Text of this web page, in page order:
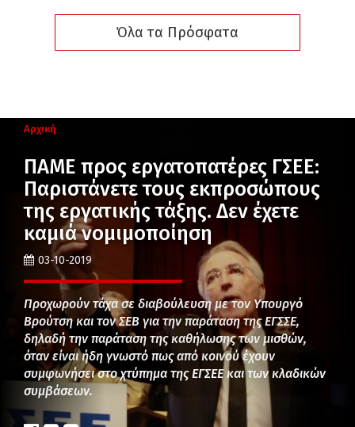
Όλα τα Πρόσφατα
Αρχική
ΠΑΜΕ προς εργατοπατέρες ΓΣΕΕ:
Παριστάνετε τους εκπροσώπους
της εργατικής τάξης. Δεν έχετε
καμιά νομιμοποίηση
03-10-2019
Προχωρούν τάχα σε διαβούλευση με τον Υπουργό
Βρούτση και τον ΣΕΒ για την παράταση της ΕΓΣΣΕ,
δηλαδή την παράταση της καθήλωσης των μισθών,
όταν είναι ήδη γνωστό πως από κοινού έχουν
συμφωνήσει στο χτύπημα της ΕΓΣΕΕ και των κλαδικών
συμβάσεων.